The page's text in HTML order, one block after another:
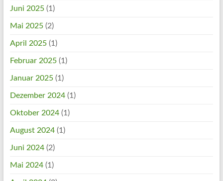
Juni 2025(1)
Mai 2025(2)
April 2025(1)
Februar 2025(1)
Januar 2025(1)
Dezember 2024(1)
Oktober 2024(1)
August 2024(1)
Juni 2024(2)
Mai 2024(1)